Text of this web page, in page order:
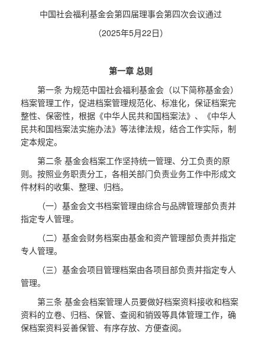
中国社会福利基金会第四届理事会第四次会议通过
（2025年5月22日）
第一章 总则
第一条 为规范中国社会福利基金会（以下简称基金会）
档案管理工作，促进档案管理规范化、标准化，保证档案完
整性、保密性，根据《中华人民共和国档案法》、《中华人
民共和国档案法实施办法》等法律法规，结合工作实际，制
定本规定。
第二条 基金会档案工作坚持统一管理、分工负责的原
则。按照业务职责分工，各相关部门负责业务工作中形成文
件材料的收集、整理、归档。
（一）基金会文书档案管理由综合与品牌管理部负责并
指定专人管理。
（二）基金会财务档案由基金和资产管理部负责并指定
专人管理。
（三）基金会项目管理档案由各项目部负责并指定专人
管理。
第三条 基金会档案管理人员要做好档案资料接收和档案
资料的立卷、归档、保管、查阅和销毁等具体管理工作，确
保档案资料妥善保管、有序存放、方便查阅。